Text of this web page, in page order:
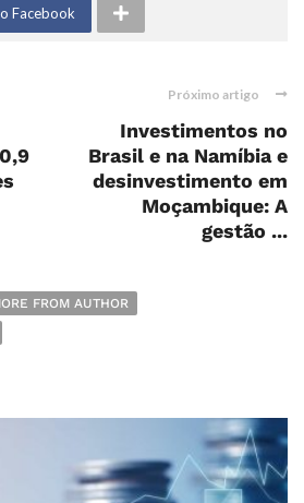
Facebook
Próximo artigo
Investimentos no
Brasil e na Namíbia e
desinvestimento em
Moçambique: A
gestão ...
FROM AUTHOR